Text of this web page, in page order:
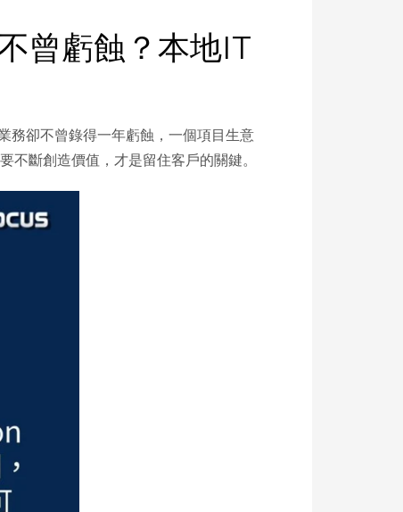
曾虧蝕？本地IT
務卻不曾錄得一年虧蝕，一個項目生意
不斷創造價值，才是留住客戶的關鍵。